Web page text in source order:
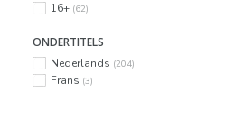
16+ (62)
ONDERTITELS
Nederlands (204)
Frans (3)